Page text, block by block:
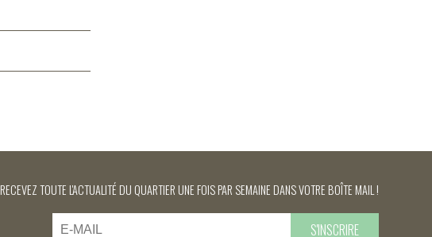
RECEVEZ TOUTE L'ACTUALITÉ DU QUARTIER UNE FOIS PAR SEMAINE DANS VOTRE BOÎTE MAIL !